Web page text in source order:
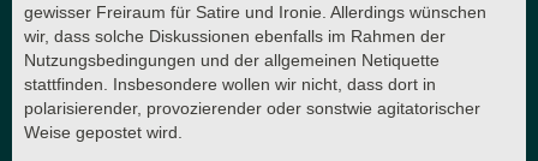
gewisser Freiraum für Satire und Ironie. Allerdings wünschen
wir, dass solche Diskussionen ebenfalls im Rahmen der
Nutzungsbedingungen und der allgemeinen Netiquette
stattfinden. Insbesondere wollen wir nicht, dass dort in
polarisierender, provozierender oder sonstwie agitatorischer
Weise gepostet wird.